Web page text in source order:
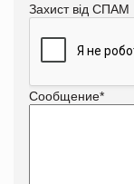
Захист від СПАМ
Сообщение*